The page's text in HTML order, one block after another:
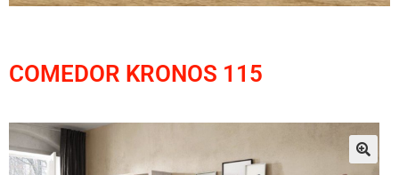
COMEDOR KRONOS 115